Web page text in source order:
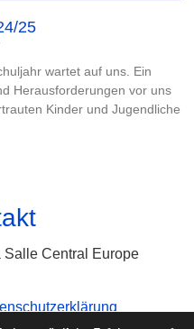
25
wartet auf uns. Ein
Herausforderungen vor uns
Kinder und Jugendliche
Central Europe